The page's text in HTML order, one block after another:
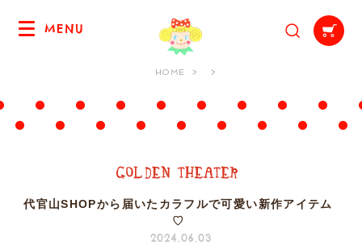
MENU
HOME
代官山SHOPから届いたカラフルで可愛い新作アイテム
♡
2024.06.03